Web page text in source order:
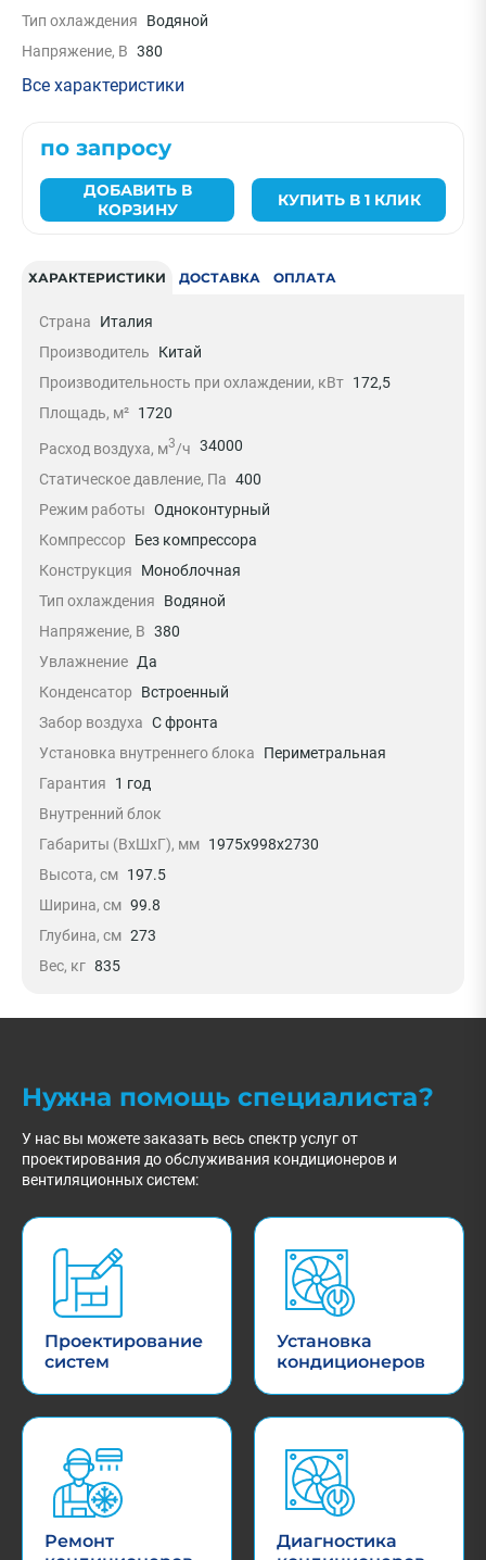
Тип охлаждения
Водяной
Напряжение, В 380
Все характеристики
по запросу
ДОБАВИТЬ В
КОРЗИНУ
КУПИТЬ В 1 КЛИК
ХАРАКТЕРИСТИКИ ДОСТАВКА ОПЛАТА
Страна
Италия
Производитель
Китай
Производительность при охлаждении, кВт 172,5
Площадь, м² 1720
Расход воздуха, м3/ч 34000
Статическое давление, Па 400
Режим работы Одноконтурный
Компрессор
Без компрессора
Конструкция
Моноблочная
Тип охлаждения
Водяной
Напряжение, В 380
Увлажнение Да
Конденсатор
Встроенный
Забор воздуха С фронта
Установка внутреннего блока
Периметральная
Гарантия
1 год
Внутренний блок
Габариты (ВхШхГ), мм 1975x998x2730
Высота, см 197.5
Ширина, см 99.8
Глубина, см 273
Вес, кг 835
Нужна помощь специалиста?
У нас вы можете заказать весь спектр услуг от
проектирования до обслуживания кондиционеров и
вентиляционных систем:
Проектирование
систем
Установка
кондиционеров
Ремонт
Диагностика